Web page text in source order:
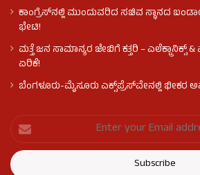
ಕಾಂಗ್ರೆಸ್​ನಲ್ಲಿ ಮುಂದುವರಿದ ಸಚಿವ ಸ್ಥಾನದ
ಭೇಟಿ!
ಮತ್ತೆ ಜನ ಸಾಮಾನ್ಯರ ಜೇಬಿಗೆ ಕತ್ತರಿ – ಎಲೆಕ್ಟ್ರಾನಿಕ್ಸ್
ಏರಿಕೆ!
ಬೆಂಗಳೂರು-ಮೈಸೂರು ಎಕ್ಸ್‌ಪ್ರೆಸ್‌ವೇನಲ್ಲಿ ಭೀಕರ